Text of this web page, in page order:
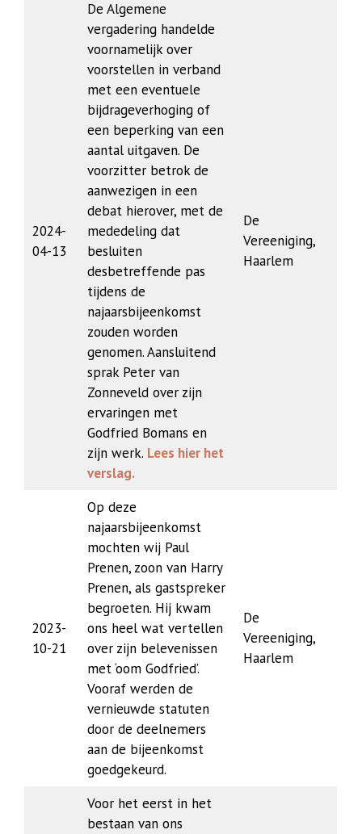
2024-
04-13
De Algemene
vergadering handelde
voornamelijk over
voorstellen in verband
met een eventuele
bijdrageverhoging of
een beperking van een
aantal uitgaven. De
voorzitter betrok de
aanwezigen in een
debat hierover, met de
mededeling dat
besluiten
desbetreffende pas
tijdens de
najaarsbijeenkomst
zouden worden
genomen. Aansluitend
sprak Peter van
Zonneveld over zijn
ervaringen met
Godfried Bomans en
zijn werk. Lees hier het
verslag.
De
Vereeniging,
Haarlem
2023-
10-21
Op deze
najaarsbijeenkomst
mochten wij Paul
Prenen, zoon van Harry
Prenen, als gastspreker
begroeten. Hij kwam
ons heel wat vertellen
over zijn belevenissen
met ‘oom Godfried’.
Vooraf werden de
vernieuwde statuten
door de deelnemers
aan de bijeenkomst
goedgekeurd.
De
Vereeniging,
Haarlem
Voor het eerst in het
bestaan van ons